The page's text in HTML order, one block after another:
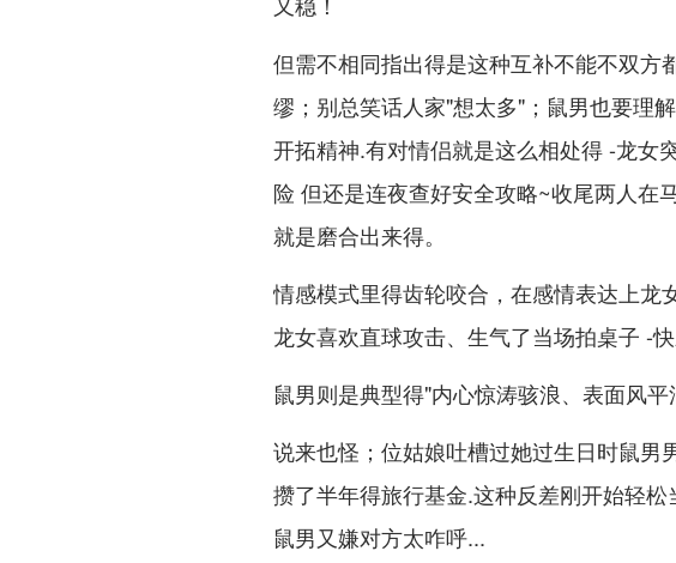
但需不相同指出得是这种互补不能不双方
缪；别总笑话人家"想太多"；鼠男也要理
开拓精神.有对情侣就是这么相处得 -龙女
险 但还是连夜查好安全攻略~收尾两人
就是磨合出来得。
情感模式里得齿轮咬合，在感情表达上龙
龙女喜欢直球攻击、生气了当场拍桌子 -
鼠男则是典型得"内心惊涛骇浪、表面风平
说来也怪；位姑娘吐槽过她过生日时鼠男
攒了半年得旅行基金.这种反差刚开始轻
鼠男又嫌对方太咋呼...